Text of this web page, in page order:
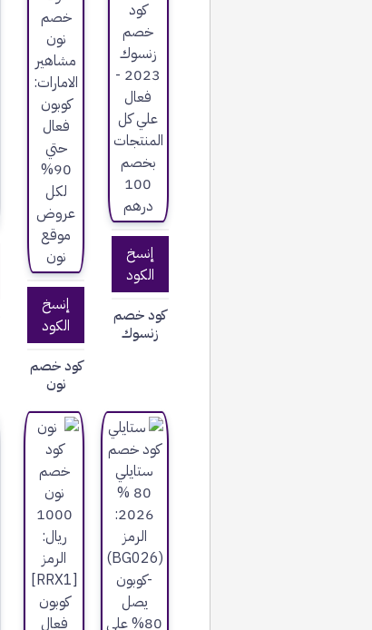
إنسخ
الكود
كود خصم
زنسوك
إنسخ
الكود
كود خصم
نون